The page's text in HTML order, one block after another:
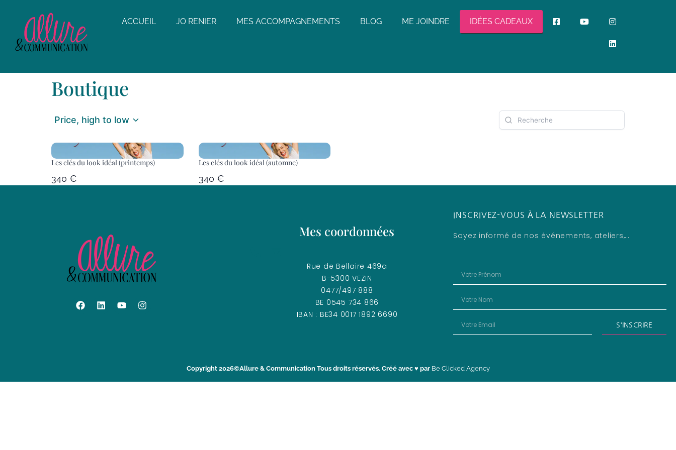
ACCUEIL JO RENIER MES ACCOMPAGNEMENTS BLOG ME JOINDRE IDÉES CADEAUX
Boutique
Price, high to low
Les clés du look idéal (printemps)
340 €
Les clés du look idéal (automne)
340 €
Mes coordonnées
Rue de Bellaire 469a
B-5300 VEZIN
0477/497 888
BE 0545 734 866
IBAN : BE34 0017 1892 6690
INSCRIVEZ-VOUS À LA NEWSLETTER
Soyez informé de nos événements, ateliers,…
S'INSCRIRE
Copyright 2026©Allure & Communication Tous droits réservés. Créé avec ♥ par Be Clicked Agency